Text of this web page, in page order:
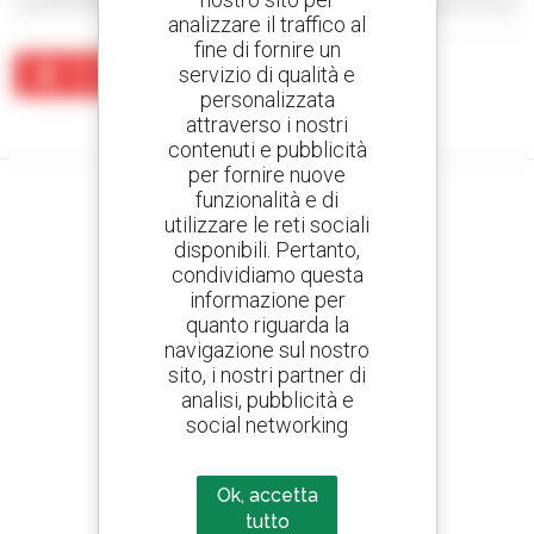
Crea un avviso
Nessun risultato corrisponde alla ricerca.
Crea avvisi
e ricevi annunci di materiale d'occasione
800 concessionari
Manitou nel mondo
analizzare il traffico al
fine di fornire un
servizio di qualità e
personalizzata
attraverso i nostri
contenuti e pubblicità
per fornire nuove
funzionalità e di
utilizzare le reti sociali
disponibili. Pertanto,
condividiamo questa
informazione per
quanto riguarda la
navigazione sul nostro
sito, i nostri partner di
analisi, pubblicità e
social networking
Ok, accetta
tutto